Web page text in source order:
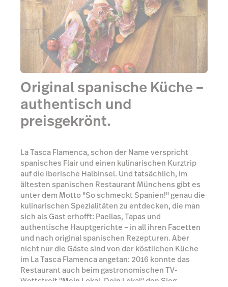
Original spanische Küche –
authentisch und
preisgekrönt.
La Tasca Flamenca, schon der Name verspricht
spanisches Flair und einen kulinarischen Kurztrip
auf die iberische Halbinsel. Und tatsächlich, im
ältesten spanischen Restaurant Münchens gibt es
unter dem Motto "So schmeckt Spanien!" genau die
kulinarischen Spezialitäten zu entdecken, die man
sich als Gast erhofft: Paellas, Tapas und
authentische Hauptgerichte – in all ihren Facetten
und nach original spanischen Rezepturen. Aber
nicht nur die Gäste sind von der köstlichen Küche
im La Tasca Flamenca angetan: 2016 konnte das
Restaurant auch beim gastronomischen TV-
Wettstreit "Mein Lokal, Dein Lokal" den Sieg